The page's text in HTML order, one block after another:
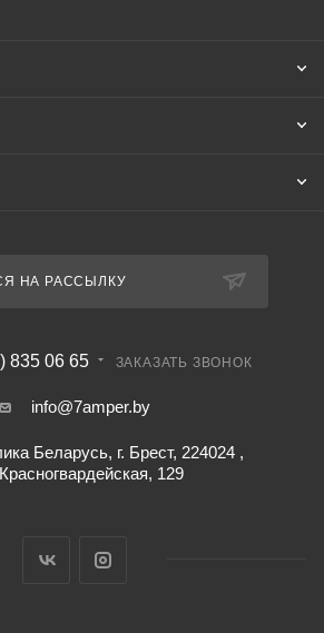
НА РАССЫЛКУ
835 06 65 ЗАКАЗАТЬ ЗВОНОК
info@7amper.by
Беларусь, г. Брест, 224024 ,
Красногвардейская, 129